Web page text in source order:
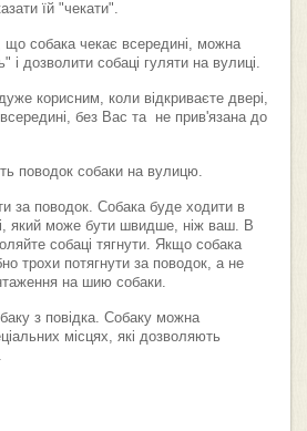
їй "чекати".
що собака чекає всередині, можна
і дозволити собаці гуляти на вулиці.
корисним, коли відкриваєте двері,
всередині, без Вас та не прив'язана до
поводок собаки на вулицю.
за поводок. Собака буде ходити в
який може бути швидше, ніж ваш. В
собаці тягнути. Якщо собака
трохи потягнути за поводок, а не
на шию собаки.
з повідка. Собаку можна
місцях, які дозволяють